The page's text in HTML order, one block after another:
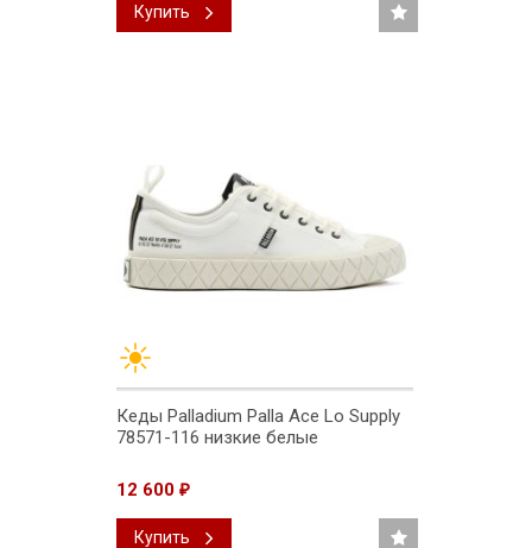
Купить
Кеды Palladium Palla Ace Lo Supply
78571-116 низкие белые
12 600 ₽
Купить